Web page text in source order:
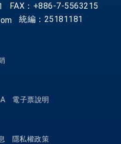
FAX：+886-7-5563215
統編：25181181
電子票說明
隱私權政策